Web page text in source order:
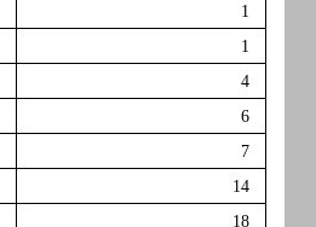
1
1
4
6
7
14
18